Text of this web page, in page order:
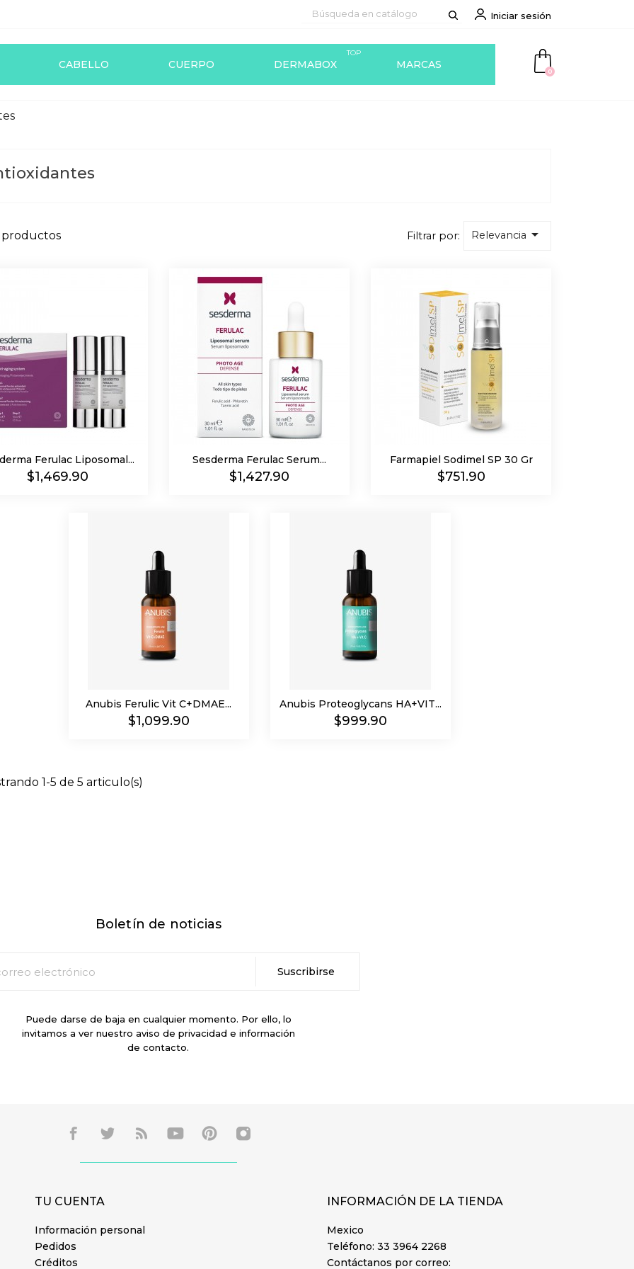
Iniciar sesión
CABELLO CUERPO DERMABOX
TOP
MARCAS
0
productos Filtrar por: Relevancia 
Ferulac Liposomal...
Precio
$1,469.90
Sesderma Ferulac Serum...
Precio
$1,427.90
Farmapiel Sodimel SP 30 Gr
Precio
$751.90
Anubis Ferulic Vit C+DMAE...
Precio
$1,099.90
Anubis Proteoglycans HA+VIT...
Precio
$999.90
1-5 de 5 articulo(s)
Boletín de noticias
Puede darse de baja en cualquier momento. Por ello, lo
invitamos a ver nuestro aviso de privacidad e información
de contacto.
TU CUENTA
Información personal
Pedidos
Créditos
INFORMACIÓN DE LA TIENDA
Mexico
Teléfono: 33 3964 2268
Contáctanos por correo: